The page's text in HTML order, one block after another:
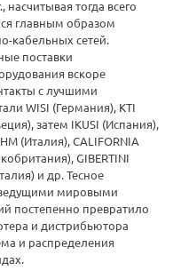
тогда всего
главным образом
кабельных сетей.
поставки
вскоре
с лучшими
WISI (Германия), KTI
затем IKUSI (Испания),
(Италия), CALIFORNIA
GIBERTINI
и др. Тесное
ведущими мировыми
постепенно превратило
и дистрибьютора
и распределения